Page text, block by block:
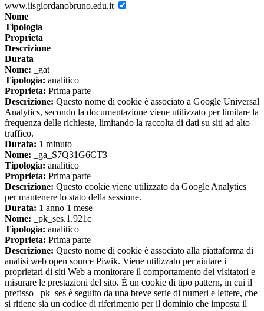
www.iisgiordanobruno.edu.it
Nome
Tipologia
Proprieta
Descrizione
Durata
Nome: _gat
Tipologia: analitico
Proprieta: Prima parte
Descrizione: Questo nome di cookie è associato a Google Universal
Analytics, secondo la documentazione viene utilizzato per limitare la
frequenza delle richieste, limitando la raccolta di dati su siti ad alto
traffico.
Durata: 1 minuto
Nome: _ga_S7Q31G6CT3
Tipologia: analitico
Proprieta: Prima parte
Descrizione: Questo cookie viene utilizzato da Google Analytics
per mantenere lo stato della sessione.
Durata: 1 anno 1 mese
Nome: _pk_ses.1.921c
Tipologia: analitico
Proprieta: Prima parte
Descrizione: Questo nome di cookie è associato alla piattaforma di
analisi web open source Piwik. Viene utilizzato per aiutare i
proprietari di siti Web a monitorare il comportamento dei visitatori e
misurare le prestazioni del sito. È un cookie di tipo pattern, in cui il
prefisso _pk_ses è seguito da una breve serie di numeri e lettere, che
si ritiene sia un codice di riferimento per il dominio che imposta il